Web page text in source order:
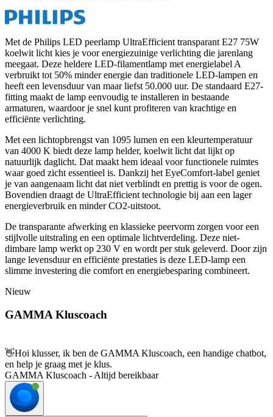
Met de Philips LED peerlamp UltraEfficient transparant E27 75W
koelwit licht kies je voor energiezuinige verlichting die jarenlang
meegaat. Deze heldere LED-filamentlamp met energielabel A
verbruikt tot 50% minder energie dan traditionele LED-lampen en
heeft een levensduur van maar liefst 50.000 uur. De standaard E27-
fitting maakt de lamp eenvoudig te installeren in bestaande
armaturen, waardoor je snel kunt profiteren van krachtige en
efficiënte verlichting.
Met een lichtopbrengst van 1095 lumen en een kleurtemperatuur
van 4000 K biedt deze lamp helder, koelwit licht dat lijkt op
natuurlijk daglicht. Dat maakt hem ideaal voor functionele ruimtes
waar goed zicht essentieel is. Dankzij het EyeComfort-label geniet
je van aangenaam licht dat niet verblindt en prettig is voor de ogen.
Bovendien draagt de UltraEfficient technologie bij aan een lager
energieverbruik en minder CO2-uitstoot.
De transparante afwerking en klassieke peervorm zorgen voor een
stijlvolle uitstraling en een optimale lichtverdeling. Deze niet-
dimbare lamp werkt op 230 V en wordt per stuk geleverd. Door zijn
lange levensduur en efficiënte prestaties is deze LED-lamp een
slimme investering die comfort en energiebesparing combineert.
Nieuw
GAMMA Kluscoach
👋Hoi klusser, ik ben de GAMMA Kluscoach, een handige chatbot,
en help je graag met je klus.
GAMMA Kluscoach - Altijd bereikbaar